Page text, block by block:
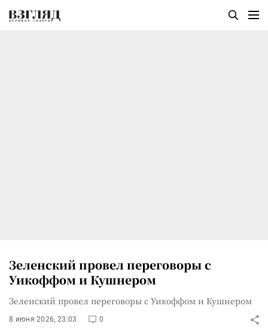
Зеленский провел переговоры с
Уикоффом и Кушнером
Зеленский провел переговоры с Уикоффом и Кушнером
8 июня 2026, 23:03 0